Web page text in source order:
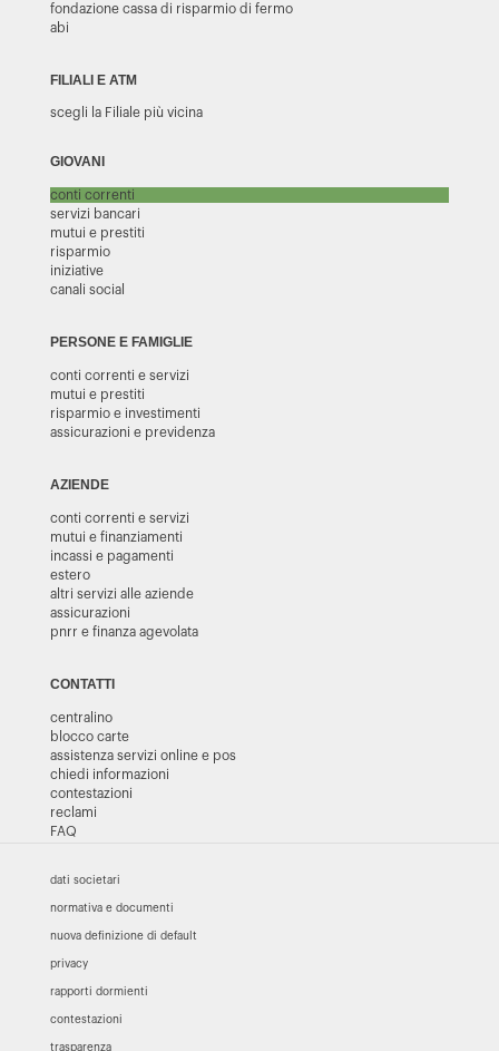
fondazione cassa di risparmio di fermo
abi
FILIALI E ATM
scegli la Filiale più vicina
GIOVANI
conti correnti
servizi bancari
mutui e prestiti
risparmio
iniziative
canali social
PERSONE E FAMIGLIE
conti correnti e servizi
mutui e prestiti
risparmio e investimenti
assicurazioni e previdenza
AZIENDE
conti correnti e servizi
mutui e finanziamenti
incassi e pagamenti
estero
altri servizi alle aziende
assicurazioni
pnrr e finanza agevolata
CONTATTI
centralino
blocco carte
assistenza servizi online e pos
chiedi informazioni
contestazioni
reclami
FAQ
dati societari
normativa e documenti
nuova definizione di default
privacy
rapporti dormienti
contestazioni
trasparenza